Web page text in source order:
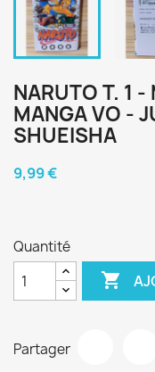
NARUTO T. 1
MANGA VO -
SHUEISHA
9,99 €
Quantité

Partager